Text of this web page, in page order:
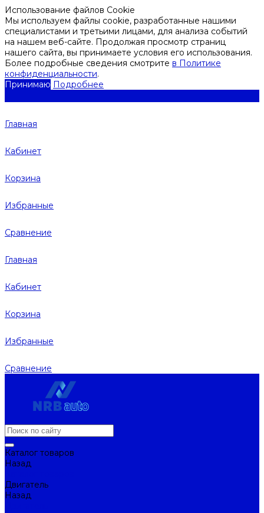
Использование файлов Cookie
Мы используем файлы cookie, разработанные нашими
специалистами и третьими лицами, для анализа событий
на нашем веб-сайте. Продолжая просмотр страниц
нашего сайта, вы принимаете условия его использования.
Более подробные сведения смотрите в Политике
конфиденциальности.
Принимаю Подробнее
Главная
Кабинет
Корзина
Избранные
Сравнение
Главная
Кабинет
Корзина
Избранные
Сравнение
Каталог товаров
Назад
Двигатель
Назад